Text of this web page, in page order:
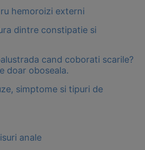
hemoroizi externi
dintre constipatie si
cand coborati scarile?
doar oboseala.
simptome si tipuri de
anale